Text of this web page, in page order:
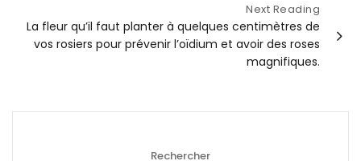
Next Reading
La fleur qu’il faut planter à quelques centimètres de
vos rosiers pour prévenir l’oïdium et avoir des roses
magnifiques.
Rechercher